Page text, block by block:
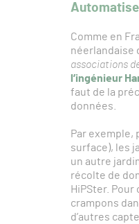
Comme en
néerlandaise
associations
l’ingénieur
faut de la
données.
Par exemple,
surface), les
un autre
récolte de
HiPSter.
crampons
d’autres